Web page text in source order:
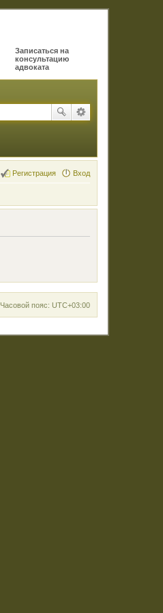
Записаться на
консультацию
адвоката
Вход
Регистрация
Часовой пояс: UTC+03:00